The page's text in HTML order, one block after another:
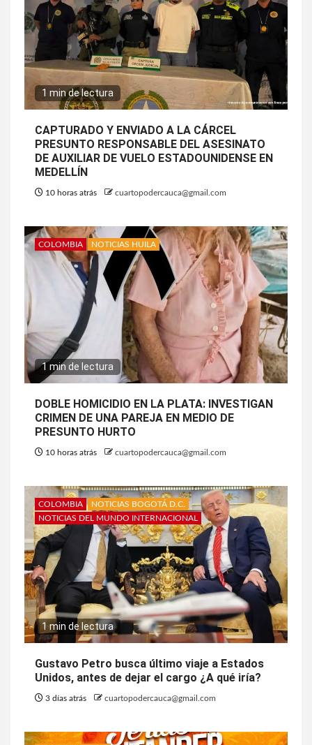
1 min de lectura
CAPTURADO Y ENVIADO A LA CÁRCEL
PRESUNTO RESPONSABLE DEL ASESINATO
DE AUXILIAR DE VUELO ESTADOUNIDENSE EN
MEDELLÍN
10 horas atrás cuartopodercauca@gmail.com
COLOMBIA NOTICIAS HUILA
1 min de lectura
DOBLE HOMICIDIO EN LA PLATA: INVESTIGAN
CRIMEN DE UNA PAREJA EN MEDIO DE
PRESUNTO HURTO
10 horas atrás cuartopodercauca@gmail.com
COLOMBIA
NOTICIAS BOGOTÁ D.C.
NOTICIAS DEL MUNDO INTERNACIONAL
1 min de lectura
Gustavo Petro busca último viaje a Estados
Unidos, antes de dejar el cargo ¿A qué iría?
3 días atrás cuartopodercauca@gmail.com